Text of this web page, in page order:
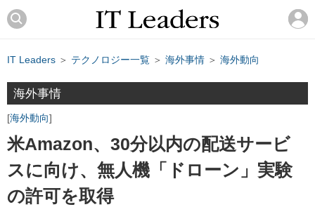
IT Leaders ＞ テクノロジー一覧 ＞ 海外事情 ＞ 海外動向
海外事情
海外動向
米Amazon、30分以内の配送サービ
スに向け、無人機「ドローン」実験
の許可を取得